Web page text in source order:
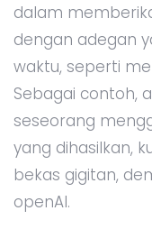
dalam
dengan adegan
waktu, seperti
Sebagai contoh,
seseorang
yang dihasilkan,
bekas gigitan,
openAI.